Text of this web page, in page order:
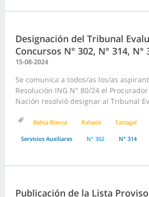
Designación del Tribunal
Concursos N° 302, N° 314, N°
15-08-2024
Se comunica a todos/as los/as
Resolución ING N° 80/24 el
Nación resolvió designar al Tribunal
Bahía Blanca Rafaela Tartagal
Servicios Auxiliares N° 302 N° 314
Publicación de la Lista